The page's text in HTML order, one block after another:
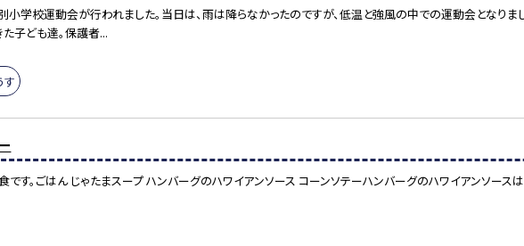
別小学校運動会が行われました。当日は、雨は降らなかったのですが、低温と強風の中での運動会となりま
子ども達。保護者...
す
です。ごはん じゃたまスープ ハンバーグのハワイアンソース コーンソテーハンバーグのハワイアンソースは